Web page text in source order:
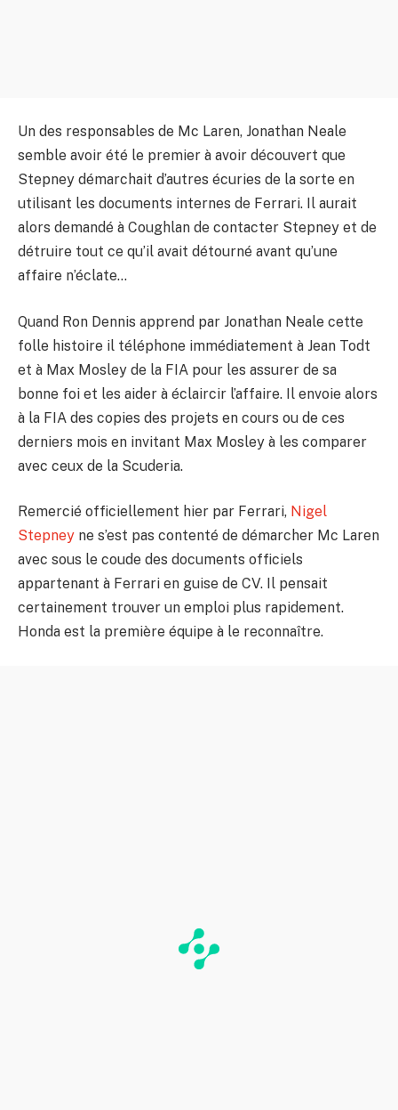
Un des responsables de Mc Laren, Jonathan Neale
semble avoir été le premier à avoir découvert que
Stepney démarchait d’autres écuries de la sorte en
utilisant les documents internes de Ferrari. Il aurait
alors demandé à Coughlan de contacter Stepney et de
détruire tout ce qu’il avait détourné avant qu’une
affaire n’éclate…
Quand Ron Dennis apprend par Jonathan Neale cette
folle histoire il téléphone immédiatement à Jean Todt
et à Max Mosley de la FIA pour les assurer de sa
bonne foi et les aider à éclaircir l’affaire. Il envoie alors
à la FIA des copies des projets en cours ou de ces
derniers mois en invitant Max Mosley à les comparer
avec ceux de la Scuderia.
Remercié officiellement hier par Ferrari, Nigel
Stepney ne s’est pas contenté de démarcher Mc Laren
avec sous le coude des documents officiels
appartenant à Ferrari en guise de CV. Il pensait
certainement trouver un emploi plus rapidement.
Honda est la première équipe à le reconnaître.